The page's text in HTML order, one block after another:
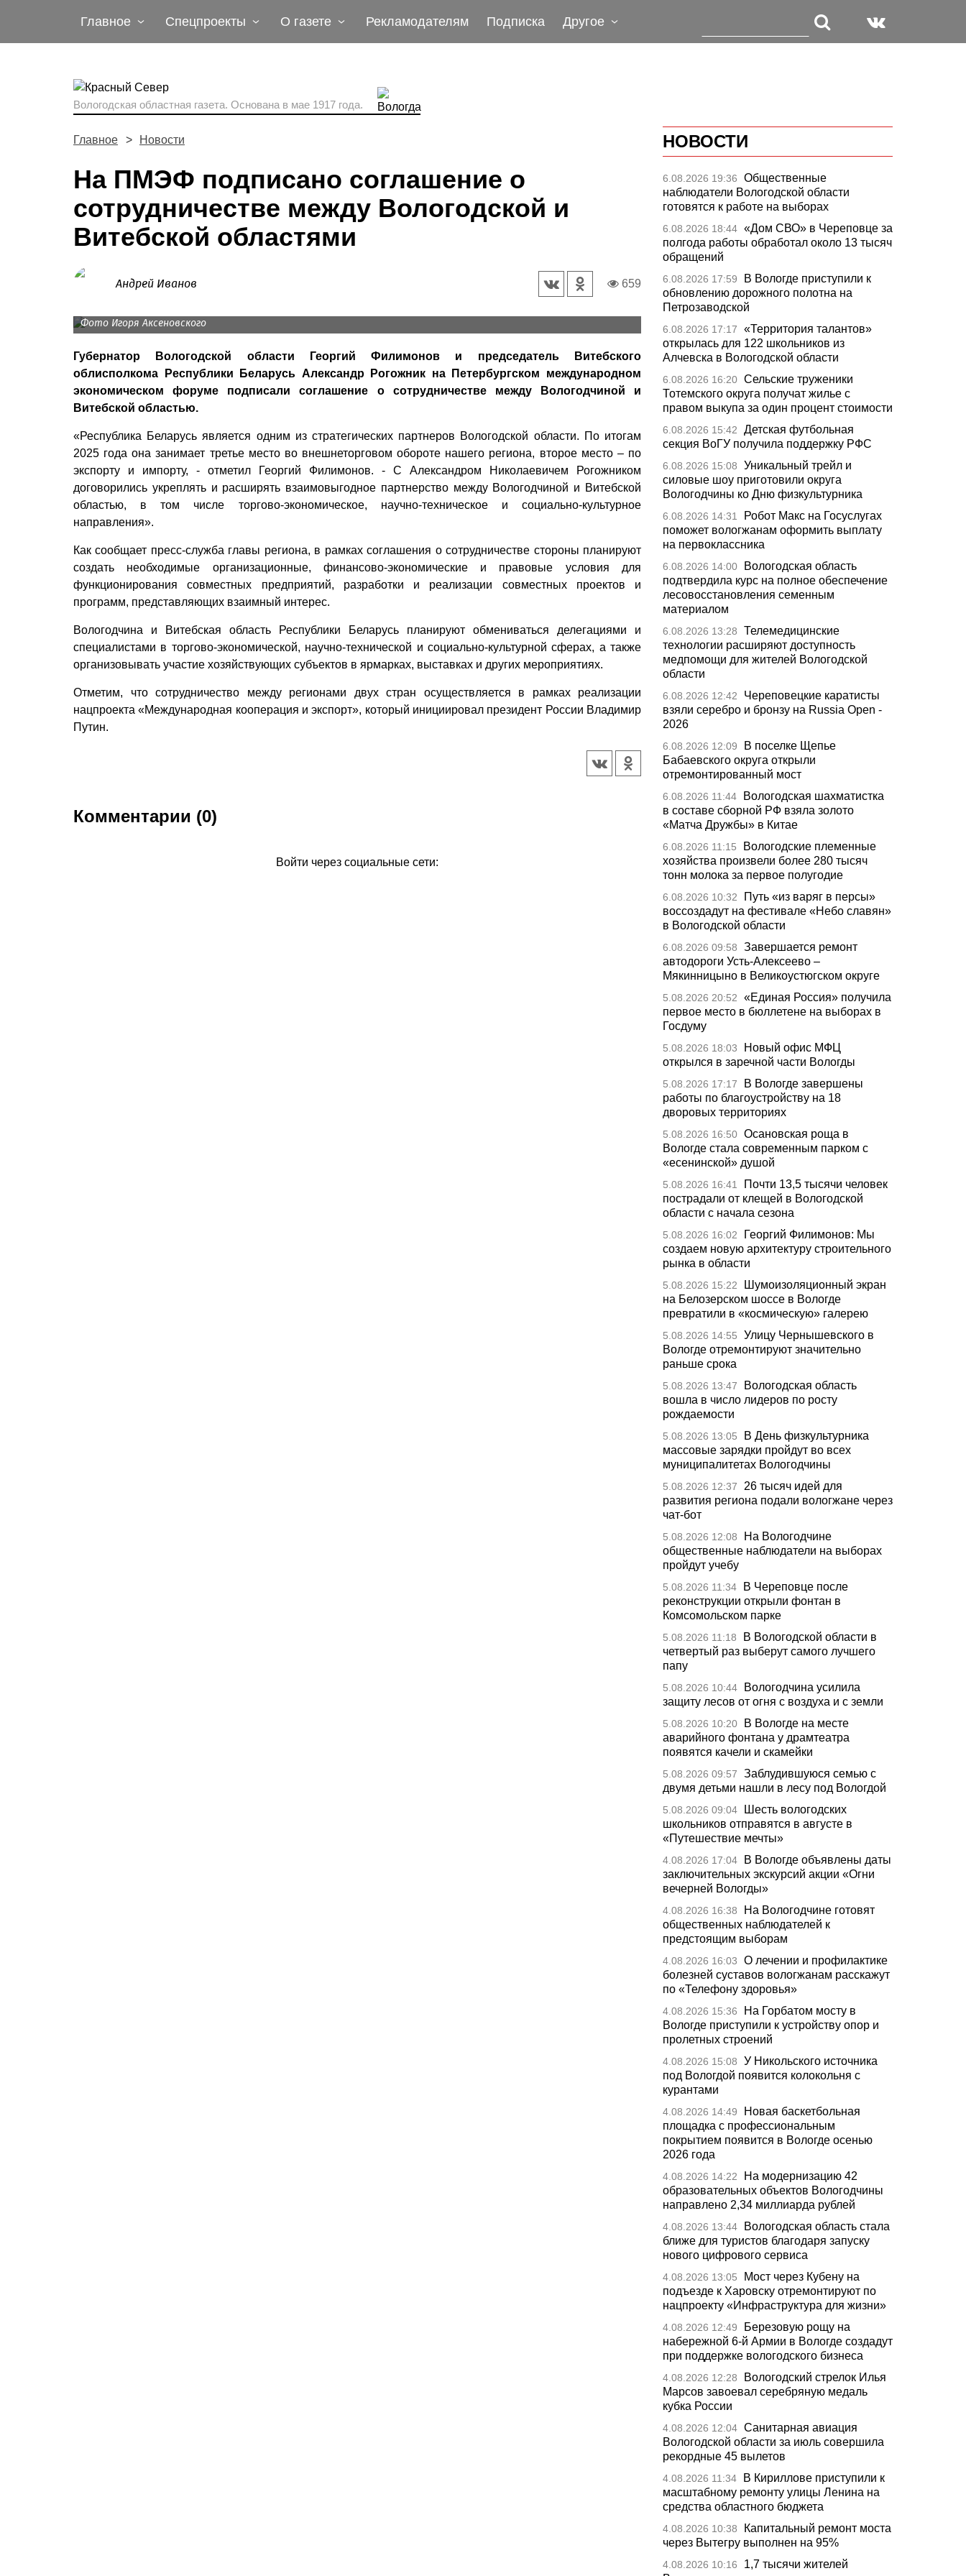
Главное Спецпроекты О газете Рекламодателям Подписка Другое
Вологодская областная газета. Основана в мае 1917 года.
Главное Новости
На ПМЭФ подписано соглашение о
сотрудничестве между Вологодской и
Витебской областями
Андрей Иванов 659
Фото Игоря Аксеновского
Губернатор Вологодской области Георгий Филимонов и председатель Витебского
облисполкома Республики Беларусь Александр Рогожник на Петербургском международном
экономическом форуме подписали соглашение о сотрудничестве между Вологодчиной и
Витебской областью.
«Республика Беларусь является одним из стратегических партнеров Вологодской области. По итогам
2025 года она занимает третье место во внешнеторговом обороте нашего региона, второе место – по
экспорту и импорту, - отметил Георгий Филимонов. - С Александром Николаевичем Рогожником
договорились укреплять и расширять взаимовыгодное партнерство между Вологодчиной и Витебской
областью, в том числе торгово-экономическое, научно-техническое и социально-культурное
направления».
Как сообщает пресс-служба главы региона, в рамках соглашения о сотрудничестве стороны планируют
создать необходимые организационные, финансово-экономические и правовые условия для
функционирования совместных предприятий, разработки и реализации совместных проектов и
программ, представляющих взаимный интерес.
Вологодчина и Витебская область Республики Беларусь планируют обмениваться делегациями и
специалистами в торгово-экономической, научно-технической и социально-культурной сферах, а также
организовывать участие хозяйствующих субъектов в ярмарках, выставках и других мероприятиях.
Отметим, что сотрудничество между регионами двух стран осуществляется в рамках реализации
нацпроекта «Международная кооперация и экспорт», который инициировал президент России Владимир
Путин.
Комментарии (0)
Войти через социальные сети:
НОВОСТИ
6.08.2026 19:36
Общественные
наблюдатели Вологодской области
готовятся к работе на выборах
6.08.2026 18:44 «Дом СВО» в Череповце за
полгода работы обработал около 13 тысяч
обращений
6.08.2026 17:59
В Вологде приступили к
обновлению дорожного полотна на
Петрозаводской
6.08.2026 17:17
«Территория талантов»
открылась для 122 школьников из
Алчевска в Вологодской области
6.08.2026 16:20 Сельские труженики
Тотемского округа получат жилье с
правом выкупа за один процент стоимости
6.08.2026 15:42
Детская футбольная
секция ВоГУ получила поддержку РФС
6.08.2026 15:08
Уникальный трейл и
силовые шоу приготовили округа
Вологодчины ко Дню физкультурника
6.08.2026 14:31
Робот Макс на Госуслугах
поможет вологжанам оформить выплату
на первоклассника
6.08.2026 14:00
Вологодская область
подтвердила курс на полное обеспечение
лесовосстановления семенным
материалом
6.08.2026 13:28
Телемедицинские
технологии расширяют доступность
медпомощи для жителей Вологодской
области
6.08.2026 12:42
Череповецкие каратисты
взяли серебро и бронзу на Russia Open -
2026
6.08.2026 12:09
В поселке Щепье
Бабаевского округа открыли
отремонтированный мост
6.08.2026 11:44
Вологодская шахматистка
в составе сборной РФ взяла золото
«Матча Дружбы» в Китае
6.08.2026 11:15
Вологодские племенные
хозяйства произвели более 280 тысяч
тонн молока за первое полугодие
6.08.2026 10:32
Путь «из варяг в персы»
воссоздадут на фестивале «Небо славян»
в Вологодской области
6.08.2026 09:58
Завершается ремонт
автодороги Усть-Алексеево –
Мякинницыно в Великоустюгском округе
5.08.2026 20:52
«Единая Россия» получила
первое место в бюллетене на выборах в
Госдуму
5.08.2026 18:03
Новый офис МФЦ
открылся в заречной части Вологды
5.08.2026 17:17
В Вологде завершены
работы по благоустройству на 18
дворовых территориях
5.08.2026 16:50 Осановская роща в
Вологде стала современным парком с
«есенинской» душой
5.08.2026 16:41
Почти 13,5 тысячи человек
пострадали от клещей в Вологодской
области с начала сезона
5.08.2026 16:02
Георгий Филимонов: Мы
создаем новую архитектуру строительного
рынка в области
5.08.2026 15:22
Шумоизоляционный экран
на Белозерском шоссе в Вологде
превратили в «космическую» галерею
5.08.2026 14:55
Улицу Чернышевского в
Вологде отремонтируют значительно
раньше срока
5.08.2026 13:47
Вологодская область
вошла в число лидеров по росту
рождаемости
5.08.2026 13:05
В День физкультурника
массовые зарядки пройдут во всех
муниципалитетах Вологодчины
5.08.2026 12:37
26 тысяч идей для
развития региона подали вологжане через
чат-бот
5.08.2026 12:08
На Вологодчине
общественные наблюдатели на выборах
пройдут учебу
5.08.2026 11:34
В Череповце после
реконструкции открыли фонтан в
Комсомольском парке
5.08.2026 11:18
В Вологодской области в
четвертый раз выберут самого лучшего
папу
5.08.2026 10:44
Вологодчина усилила
защиту лесов от огня с воздуха и с земли
5.08.2026 10:20
В Вологде на месте
аварийного фонтана у драмтеатра
появятся качели и скамейки
5.08.2026 09:57
Заблудившуюся семью с
двумя детьми нашли в лесу под Вологдой
5.08.2026 09:04
Шесть вологодских
школьников отправятся в августе в
«Путешествие мечты»
4.08.2026 17:04
В Вологде объявлены даты
заключительных экскурсий акции «Огни
вечерней Вологды»
4.08.2026 16:38
На Вологодчине готовят
общественных наблюдателей к
предстоящим выборам
4.08.2026 16:03
О лечении и профилактике
болезней суставов вологжанам расскажут
по «Телефону здоровья»
4.08.2026 15:36
На Горбатом мосту в
Вологде приступили к устройству опор и
пролетных строений
4.08.2026 15:08
У Никольского источника
под Вологдой появится колокольня с
курантами
4.08.2026 14:49
Новая баскетбольная
площадка с профессиональным
покрытием появится в Вологде осенью
2026 года
4.08.2026 14:22
На модернизацию 42
образовательных объектов Вологодчины
направлено 2,34 миллиарда рублей
4.08.2026 13:44
Вологодская область стала
ближе для туристов благодаря запуску
нового цифрового сервиса
4.08.2026 13:05
Мост через Кубену на
подъезде к Харовску отремонтируют по
нацпроекту «Инфраструктура для жизни»
4.08.2026 12:49
Березовую рощу на
набережной 6-й Армии в Вологде создадут
при поддержке вологодского бизнеса
4.08.2026 12:28
Вологодский стрелок Илья
Марсов завоевал серебряную медаль
кубка России
4.08.2026 12:04 Санитарная авиация
Вологодской области за июль совершила
рекордные 45 вылетов
4.08.2026 11:34
В Кириллове приступили к
масштабному ремонту улицы Ленина на
средства областного бюджета
4.08.2026 10:38
Капитальный ремонт моста
через Вытегру выполнен на 95%
4.08.2026 10:16
1,7 тысячи жителей